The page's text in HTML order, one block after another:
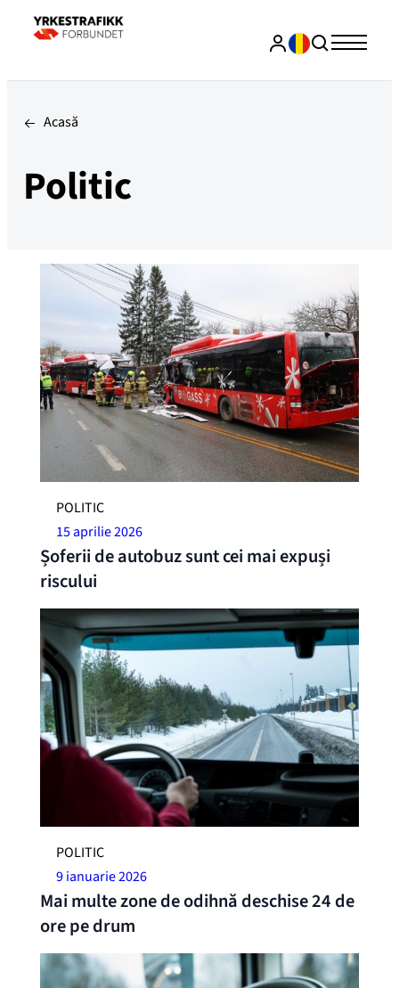
Acasă
Politic
POLITIC
15 aprilie 2026
Șoferii de autobuz sunt cei mai expuși
riscului
POLITIC
9 ianuarie 2026
Mai multe zone de odihnă deschise 24 de
ore pe drum